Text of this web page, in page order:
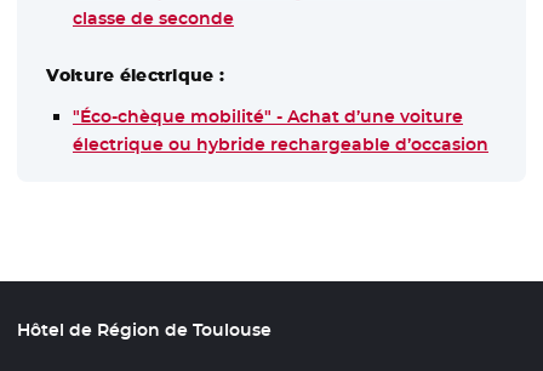
classe de seconde
Voiture électrique :
"Éco-chèque mobilité" - Achat d’une voiture
électrique ou hybride rechargeable d’occasion
Hôtel de Région de Toulouse